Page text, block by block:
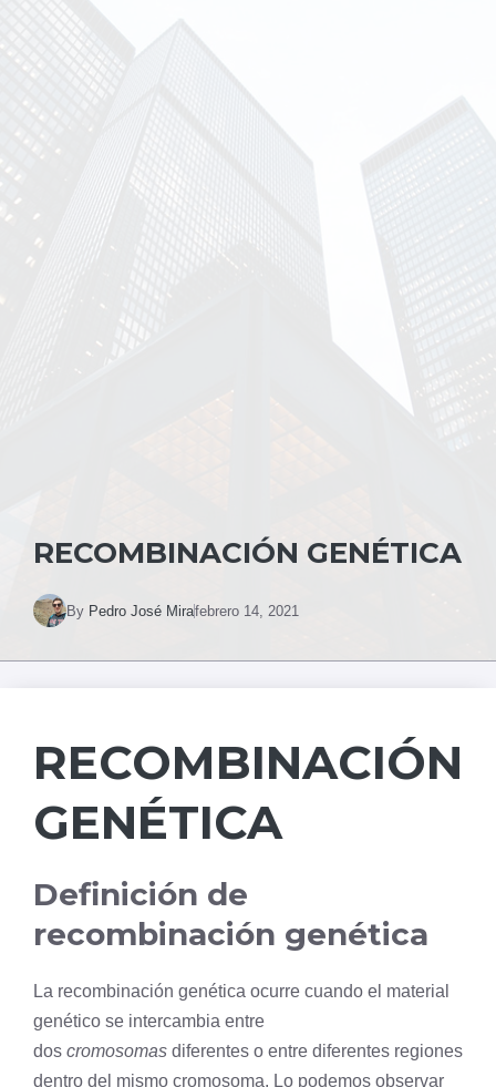
RECOMBINACIÓN GENÉTICA
By Pedro José Mirafebrero 14, 2021
RECOMBINACIÓN
GENÉTICA
Definición de
recombinación genética
La recombinación genética ocurre cuando el material
genético se intercambia entre
dos cromosomas diferentes o entre diferentes regiones
dentro del mismo cromosoma. Lo podemos observar